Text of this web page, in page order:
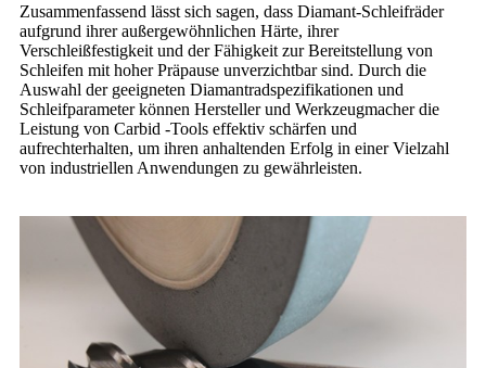
Zusammenfassend lässt sich sagen, dass Diamant-Schleifräder
aufgrund ihrer außergewöhnlichen Härte, ihrer
Verschleißfestigkeit und der Fähigkeit zur Bereitstellung von
Schleifen mit hoher Präpause unverzichtbar sind. Durch die
Auswahl der geeigneten Diamantradspezifikationen und
Schleifparameter können Hersteller und Werkzeugmacher die
Leistung von Carbid -Tools effektiv schärfen und
aufrechterhalten, um ihren anhaltenden Erfolg in einer Vielzahl
von industriellen Anwendungen zu gewährleisten.